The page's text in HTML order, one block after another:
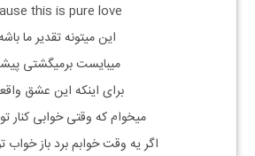
this is pure love
این میتونه تقدیر ما
میبایست برمیگشتی
برای اینکه این عشق
میخوام که وقتی خوابی کنار
اگر یه وقت خوابم برد باز خواب